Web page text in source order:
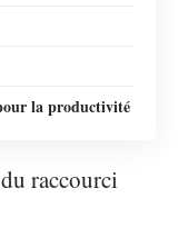
la productivité
raccourci